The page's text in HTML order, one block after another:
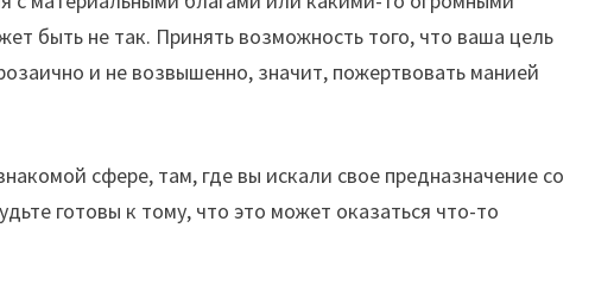
быть не так. Принять возможность того, что ваша цель
и не возвышенно, значит, пожертвовать манией
сфере, там, где вы искали свое предназначение со
готовы к тому, что это может оказаться что-то